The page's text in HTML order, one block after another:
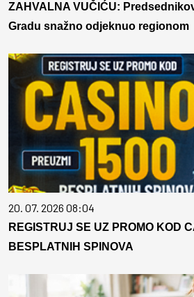
ZAHVALNA VUČIĆU:
Gradu snažno odjeknuo regionom
20. 07. 2026 08:04
REGISTRUJ SE UZ PROMO KOD
BESPLATNIH SPINOVA